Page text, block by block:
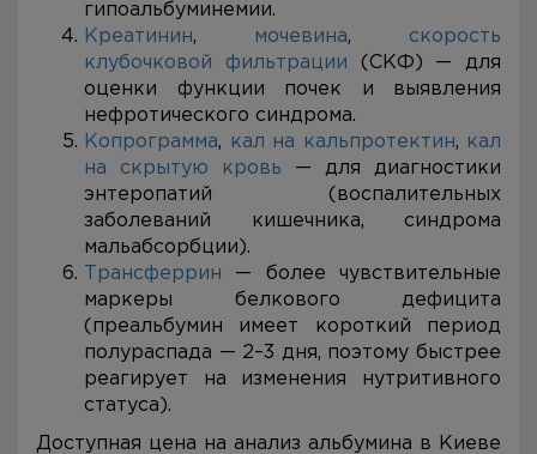
гипоальбуминемии.
Креатинин, мочевина, скорость
клубочковой фильтрации (СКФ) — для
оценки функции почек и выявления
нефротического синдрома.
Копрограмма, кал на кальпротектин, кал
на скрытую кровь — для диагностики
энтеропатий (воспалительных
заболеваний кишечника, синдрома
мальабсорбции).
Трансферрин — более чувствительные
маркеры белкового дефицита
(преальбумин имеет короткий период
полураспада — 2–3 дня, поэтому быстрее
реагирует на изменения нутритивного
статуса).
Доступная цена на анализ альбумина в Киеве